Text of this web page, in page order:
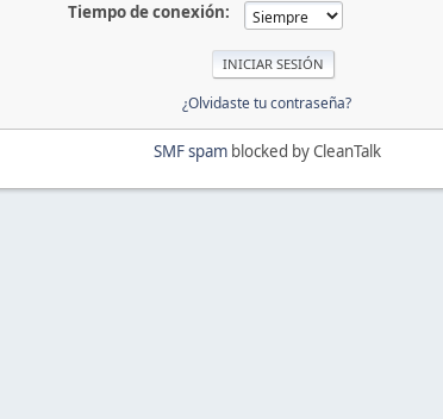
Tiempo de conexión:
¿Olvidaste tu contraseña?
SMF spamblocked by CleanTalk